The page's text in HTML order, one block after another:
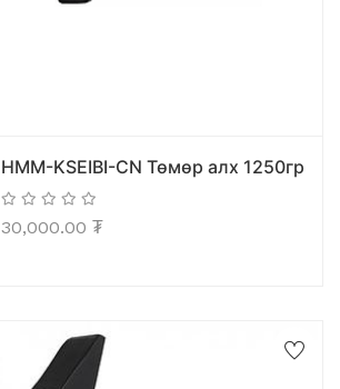
HMM-KSEIBI-CN Төмөр алх 1250гр
30,000.00 ₮